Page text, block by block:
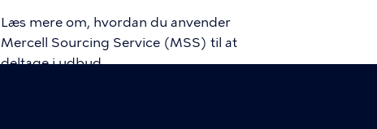
Læs mere om, hvordan du anvender
Mercell Sourcing Service (MSS) til at
deltage i udbud